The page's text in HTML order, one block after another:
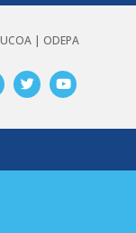
| ODEPA